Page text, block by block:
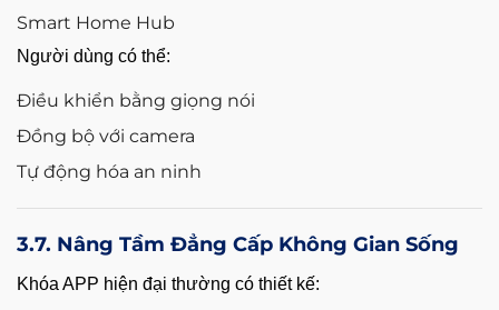
Smart Home Hub
Người dùng có thể:
Điều khiển bằng giọng nói
Đồng bộ với camera
Tự động hóa an ninh
3.7. Nâng Tầm Đẳng Cấp Không Gian Sống
Khóa APP hiện đại thường có thiết kế: